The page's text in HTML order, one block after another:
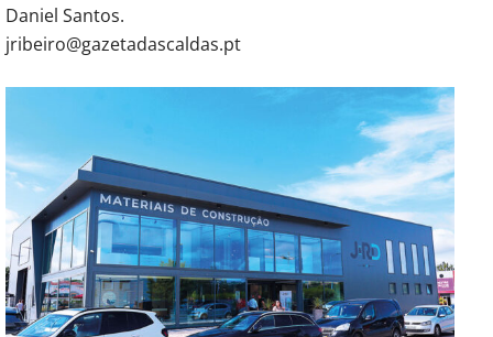
Daniel Santos.
jribeiro@gazetadascaldas.pt